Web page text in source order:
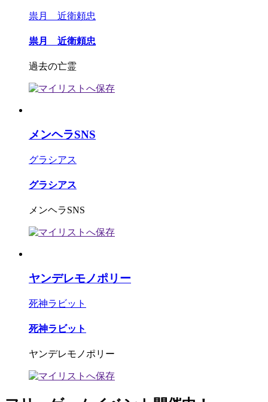
祟月 近衛頼忠
祟月 近衛頼忠
過去の亡霊
メンヘラSNS
グラシアス
グラシアス
メンヘラSNS
ヤンデレモノポリー
死神ラビット
死神ラビット
ヤンデレモノポリー